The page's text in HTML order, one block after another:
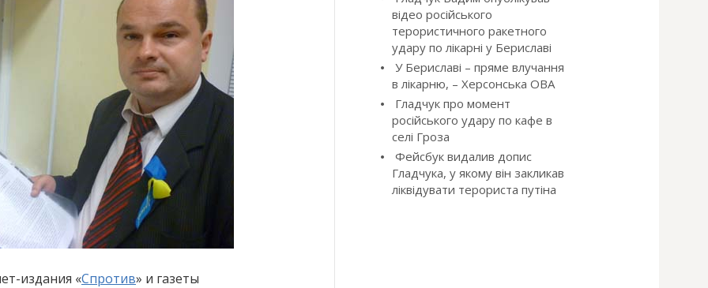
издания «Спротив» и газеты
відео російського
терористичного ракетного
удару по лікарні у Бериславі
У Бериславі – пряме влучання
в лікарню, – Херсонська ОВА
Гладчук про момент
російського удару по кафе в
селі Гроза
Фейсбук видалив допис
Гладчука, у якому він закликав
ліквідувати терориста путіна